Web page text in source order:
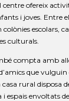
centre ofereix
i joves. Entre
escolars,
culturals.
compta amb
que
casa rural disposa
i espais envoltats